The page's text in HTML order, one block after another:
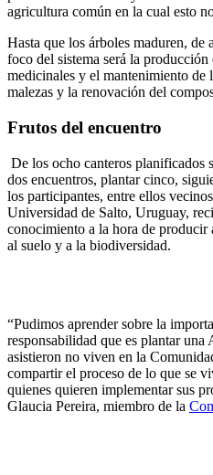
agricultura común en la cual esto
Hasta que los árboles maduren, de
foco del sistema será la producción
medicinales y el mantenimiento de
malezas y la renovación del
Frutos del encuentro
De los ocho canteros planificados
dos encuentros, plantar cinco,
los participantes, entre ellos
Universidad de Salto, Uruguay,
conocimiento a la hora de
al suelo y a la biodiversidad.
“Pudimos aprender sobre la
responsabilidad que es plantar
asistieron no viven en la
compartir el proceso de lo que se
quienes quieren implementar sus
Glaucia Pereira, miembro de la